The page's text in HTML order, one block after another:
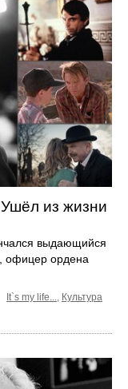
из жизни
выдающийся
офицер ордена
It`s my life..., Культура